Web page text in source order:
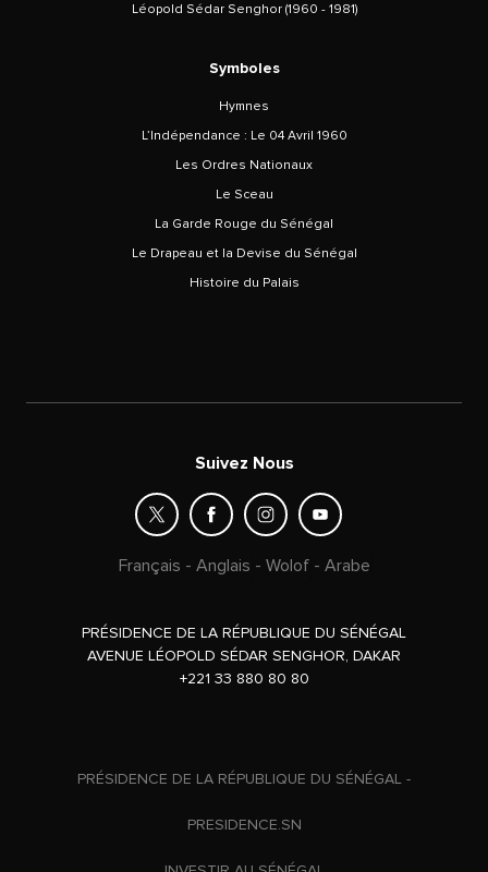
Léopold Sédar Senghor (1960 - 1981)
Symboles
Hymnes
L’Indépendance : Le 04 Avril 1960
Les Ordres Nationaux
Le Sceau
La Garde Rouge du Sénégal
Le Drapeau et la Devise du Sénégal
Histoire du Palais
Suivez Nous
Français - Anglais - Wolof- Arabe
PRÉSIDENCE DE LA RÉPUBLIQUE DU SÉNÉGAL
AVENUE LÉOPOLD SÉDAR SENGHOR, DAKAR
+221 33 880 80 80
PRÉSIDENCE DE LA RÉPUBLIQUE DU SÉNÉGAL -
PRESIDENCE.SN